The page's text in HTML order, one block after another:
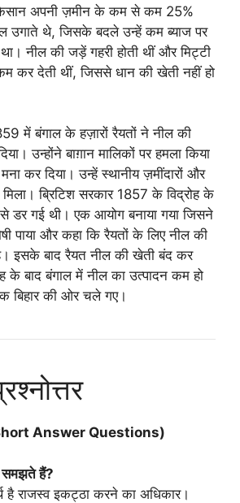
अपनी ज़मीन के कम से कम 25%
उगाते थे, जिसके बदले उन्हें कम ब्याज पर
नील की जड़ें गहरी होती थीं और मिट्टी
कर देती थीं, जिससे धान की खेती नहीं हो
में बंगाल के हज़ारों रैयतों ने नील की
उन्होंने बाग़ान मालिकों पर हमला किया
कर दिया। उन्हें स्थानीय ज़मींदारों और
ब्रिटिश सरकार 1857 के विद्रोह के
डर गई थी। एक आयोग बनाया गया जिसने
पाया और कहा कि रैयतों के लिए नील की
इसके बाद रैयत नील की खेती बंद कर
के बाद बंगाल में नील का उत्पादन कम हो
बिहार की ओर चले गए।
Answer Questions)
समझते हैं?
है राजस्व इकट्ठा करने का अधिकार।